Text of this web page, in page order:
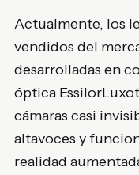
Actualmente, los
vendidos del
desarrolladas en
óptica
cámaras casi
altavoces y
realidad